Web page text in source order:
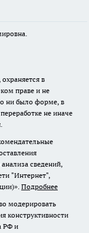
в
праве и не
ни было форме, в
не иначе
сведений,
"Интернет",
Подробнее
модерировать
конструктивности
РФ и